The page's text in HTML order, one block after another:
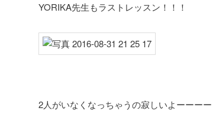
YORIKA先生もラストレッスン！！！
2人がいなくなっちゃうの寂しいよーーーー